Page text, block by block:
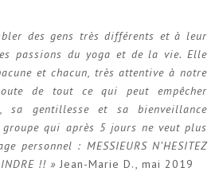
des gens très différents et à leur
passions du yoga et de la vie. Elle
et chacun, très attentive à notre
de tout ce qui peut empêcher
sa gentillesse et sa bienveillance
groupe qui après 5 jours ne veut plus
personnel : MESSIEURS N’HESITEZ
!! » Jean-Marie D., mai 2019